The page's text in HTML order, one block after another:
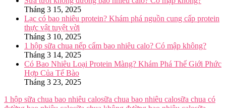
Tháng 3 15, 2025
Lạc có bao nhiêu protein? Khám phá nguồn cung cấp protein
thực vật tuyệt vời
Tháng 3 10, 2025
1 hộp sữa chua nếp cẩm bao nhiêu calo? Có mập không?
Tháng 3 14, 2025
Có Bao Nhiêu Loại Protein Màng? Khám Phá Thế Giới Phức
Hợp Của Tế Bào
Tháng 3 23, 2025
1 hộp sữa chua bao nhiêu calosữa chua bao nhiêu calosữa chua có